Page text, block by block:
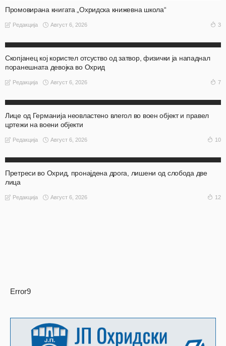
Промовирана книгата „Охридска книжевна школа“
Редакција Август 6, 2026 3
Скопјанец кој користел отсуство од затвор, физички ја нападнал
поранешната девојка во Охрид
Редакција Август 6, 2026 7
Лице од Германија неовластено влегол во воен објект и правел
цртежи на воени објекти
Редакција Август 6, 2026 10
Претреси во Охрид, пронајдена дрога, лишени од слобода две
лица
Редакција Август 6, 2026 12
Error9